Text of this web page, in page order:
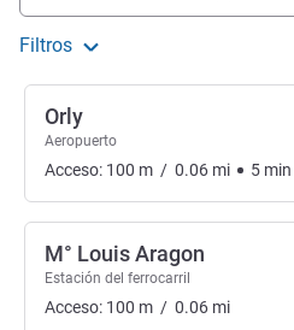
Filtros
Orly
Aeropuerto
Acceso: 100 m / 0.06 mi 5 min
M° Louis Aragon
Estación del ferrocarril
Acceso: 100 m / 0.06 mi